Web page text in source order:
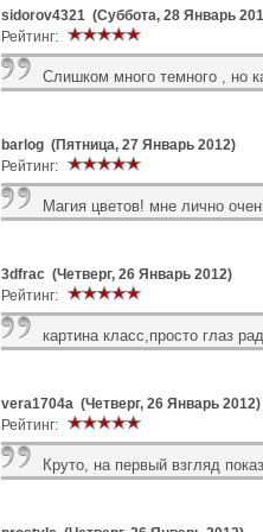
sidorov4321 (Суббота, 28 Январь
Рейтинг:
Слишком много темного , но
barlog (Пятница, 27 Январь 2012)
Рейтинг:
Магия цветов! мне лично
3dfrac (Четверг, 26 Январь 2012)
Рейтинг:
картина класс,просто глаз
vera1704a (Четверг, 26 Январь 2012)
Рейтинг:
Круто, на первый взгляд